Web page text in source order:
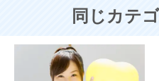
同じカテ